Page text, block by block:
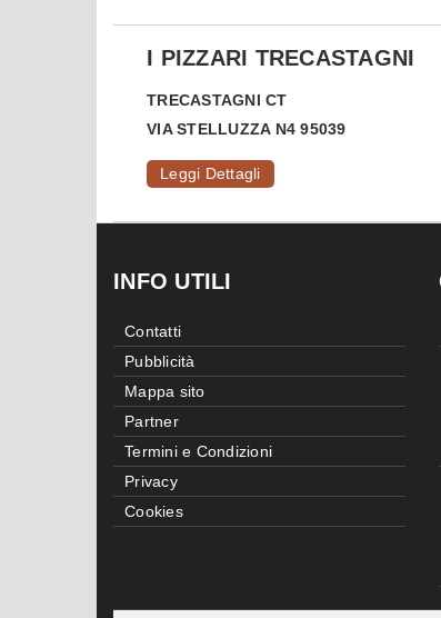
I PIZZARI TRECASTAGNI
TRECASTAGNI CT
VIA STELLUZZA N4 95039
Leggi Dettagli
INFO UTILI
Contatti
Pubblicità
Mappa sito
Partner
Termini e Condizioni
Privacy
Cookies